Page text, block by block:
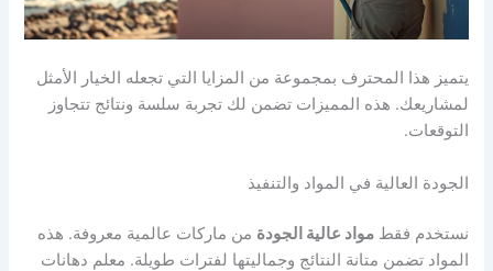
يتميز هذا المحترف بمجموعة من المزايا التي تجعله الخيار الأمثل
لمشاريعك. هذه المميزات تضمن لك تجربة سلسة ونتائج تتجاوز
التوقعات.
الجودة العالية في المواد والتنفيذ
نستخدم فقطمواد عالية الجودة من ماركات عالمية معروفة. هذه
المواد تضمن متانة النتائج وجماليتها لفترات طويلة. معلم دهانات